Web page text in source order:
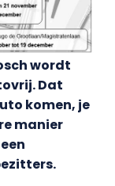
wordt
Dat
komen, je
manier